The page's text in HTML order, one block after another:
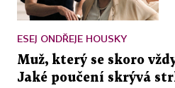
ESEJ ONDŘEJE HOUSKY
Muž, který se skoro
Jaké poučení skrývá